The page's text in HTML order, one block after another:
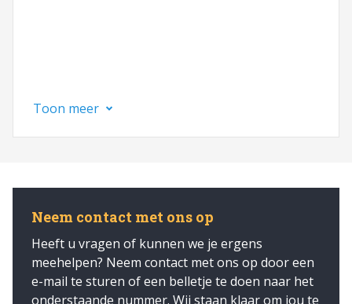
Toon meer
Neem contact met ons op
Heeft u vragen of kunnen we je ergens
meehelpen? Neem contact met ons op door een
e-mail te sturen of een belletje te doen naar het
onderstaande nummer. Wij staan klaar om jou te